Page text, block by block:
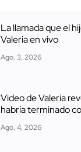
La llamada que el
Valeria en vivo
Ago. 3, 2026
Video de Valeria
habría terminado
Ago. 4, 2026